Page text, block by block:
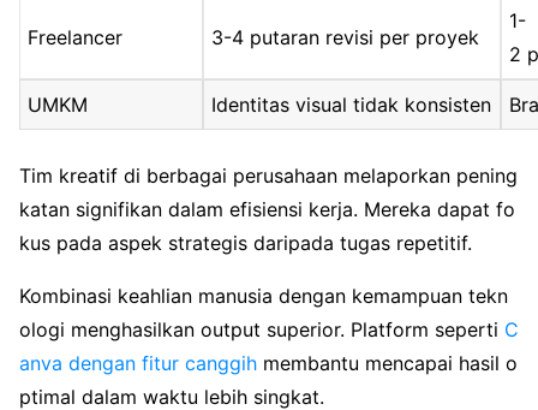
Freelancer 3-4 putaran revisi per proyek
1-
2
UMKM Identitas visual tidak konsisten
Tim kreatif di berbagai perusahaan melaporkan pening
katan signifikan dalam efisiensi kerja. Mereka dapat fo
kus pada aspek strategis daripada tugas repetitif.
Kombinasi keahlian manusia dengan kemampuan tekn
ologi menghasilkan output superior. Platform seperti C
anva dengan fitur canggih membantu mencapai hasil o
ptimal dalam waktu lebih singkat.